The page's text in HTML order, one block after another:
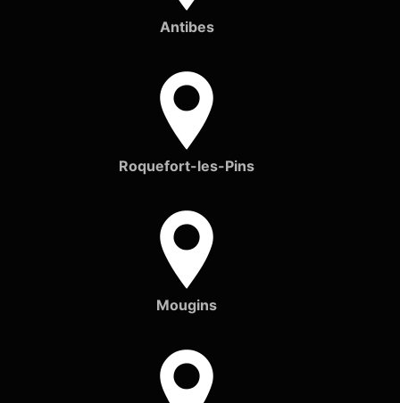
Antibes
Roquefort-les-Pins
Mougins